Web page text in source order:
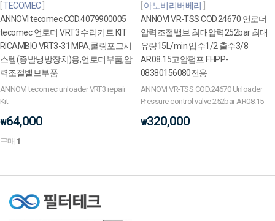
TECOMEC
ANNOVI tecomec COD.4079900005
tecomec 언로더 VRT3 수리키트 KIT
RICAMBIO VRT3-31 MPA,쿨링포그시
스템(증발냉방장치)용,언로더부품,압
력조절밸브부품
ANNOVI tecomec unloader VRT3 repair
Kit
₩64,000
구매 1
아노비리버베리
ANNOVI VR-TSS COD.24670 언로더
압력조절밸브 최대압력252bar 최대
유량15L/min 입수1/2 출수3/8
AR08.15고압펌프 FHPP-
08380156080전용
ANNOVI VR-TSS COD.24670 Unloader
Pressure control valve 252bar AR08.15
₩320,000